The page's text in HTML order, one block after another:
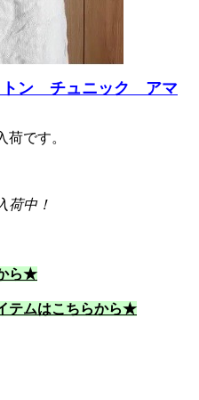
トン チュニック アマ
です。
荷中！
ら★
テムはこちらから★